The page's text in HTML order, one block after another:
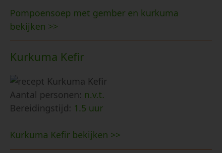
Pompoensoep met gember en kurkuma
bekijken >>
Kurkuma Kefir
Aantal personen: n.v.t.
Bereidingstijd: 1.5 uur
Kurkuma Kefir bekijken >>